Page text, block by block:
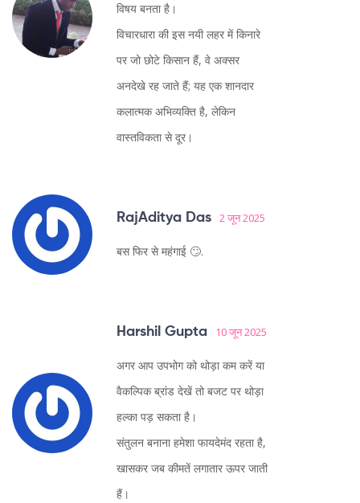
विषय बनता है।
विचारधारा की इस नयी लहर में किनारे
पर जो छोटे किसान हैं, वे अक्सर
अनदेखे रह जाते हैं; यह एक शानदार
कलात्मक अभिव्यक्ति है, लेकिन
वास्तविकता से दूर।
RajAditya Das 2 जून 2025
बस फिर से महंगाई 🙄.
Harshil Gupta 10 जून 2025
अगर आप उपभोग को थोड़ा कम करें या
वैकल्पिक ब्रांड देखें तो बजट पर थोड़ा
हल्का पड़ सकता है।
संतुलन बनाना हमेशा फायदेमंद रहता है,
खासकर जब कीमतें लगातार ऊपर जाती
हैं।